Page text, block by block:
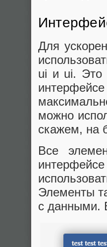
Для
ui и ui. Это
можно
скажем, на
Все
Элементы
с данными.